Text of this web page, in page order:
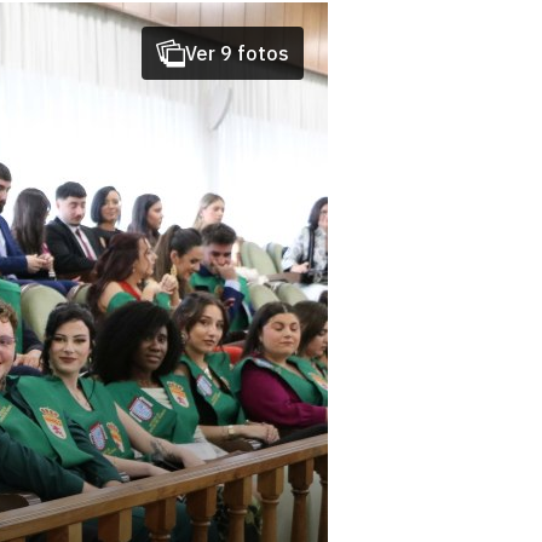
Ver 9 fotos